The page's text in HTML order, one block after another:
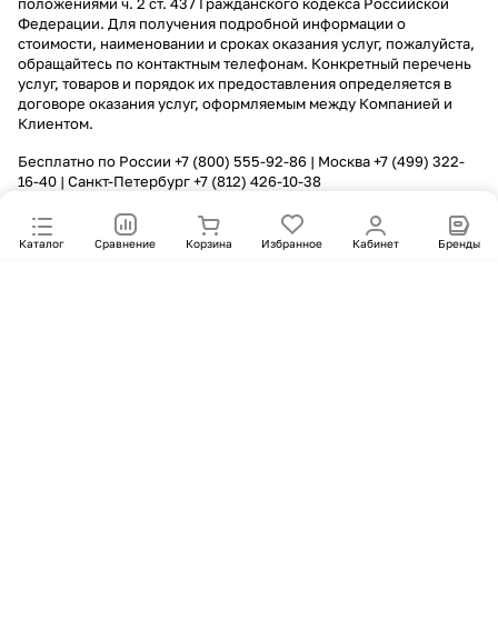
Каталог Сравнение Корзина Избранное Кабинет Бренды
Федерации. Для получения подробной информации о
стоимости, наименовании и сроках оказания услуг, пожалуйста,
обращайтесь по контактным телефонам. Конкретный перечень
услуг, товаров и порядок их предоставления определяется в
договоре оказания услуг, оформляемым между Компанией и
Клиентом.
Бесплатно по России +7 (800) 555-92-86 | Москва+7 (499) 322-
16-40 | Санкт-Петербург+7 (812) 426-10-38